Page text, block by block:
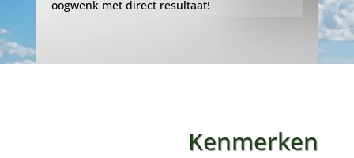
oogwenk met direct resultaat!
Kenmerken